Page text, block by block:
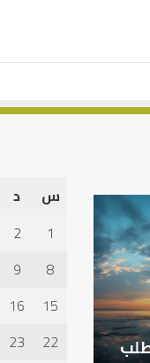
س
د
1
2
8
9
15
16
22
23